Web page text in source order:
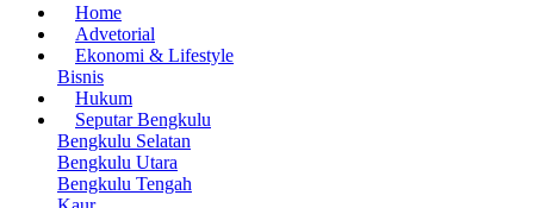
Home
Advetorial
Ekonomi & Lifestyle
Bisnis
Hukum
Seputar Bengkulu
Bengkulu Selatan
Bengkulu Utara
Bengkulu Tengah